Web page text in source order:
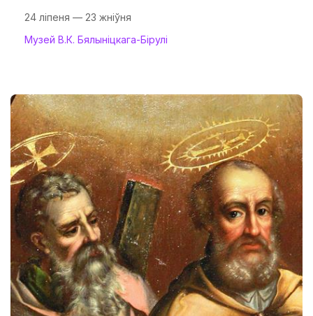
24 ліпеня — 23 жніўня
Музей В.К. Бялыніцкага-Бірулі